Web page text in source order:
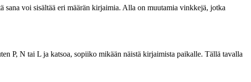
voi sisältää eri määrän kirjaimia. Alla on muutamia vinkkejä, jotka
P, N tai L ja katsoa, sopiiko mikään näistä kirjaimista paikalle. Tällä tavalla